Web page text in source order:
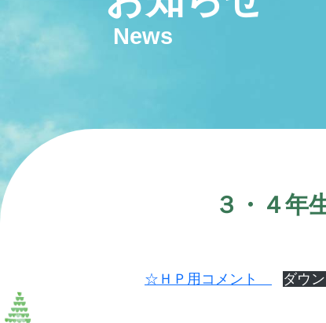
News
３・４年
☆ＨＰ用コメント ダウ